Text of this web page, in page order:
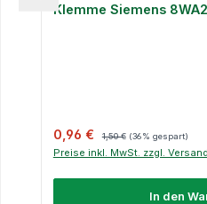
Klemme Siemens
Verkaufspreis:
0,96 € 1,50 € (36% gespart)
Preise inkl. MwSt. zzgl.
In den